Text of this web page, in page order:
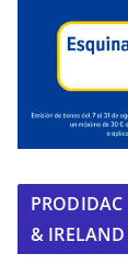
PRODIDAC
& IRELAND